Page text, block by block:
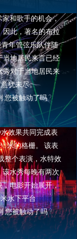
和歌手的机会，
因此，著名的布拉
年管弦乐队伴随
当地居民来言已经
秀对于当地居民来
意犹未尽。
您被触动了吗 ?
夜间表演
环球影城主题公
的大型水秀。 之
大自信，这一次
意义的项目。 环
片厂的颂歌。经典
《卑鄙的我》、
个总共超过150米
支柱，与直喷、
效果共同完成表
米的格栅。 该表
整个表演，水特效
水秀每晚有两次
电影开始展开，
米水下平台
您被触动了吗 ?